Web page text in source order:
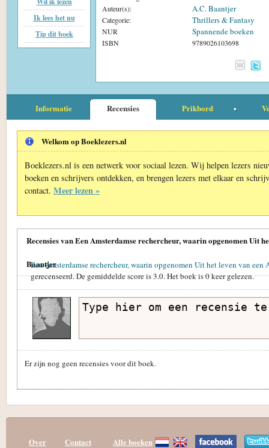
Ik lees het nu
Tip dit boek
Auteur(s): A.C. Baantjer
Categorie: Thrillers & Fantasy
NUR Spannende boeken
ISBN 9789026103698
Informatie Recensies Prikbord
Welkom op Boeklezers.nl
Boeklezers.nl is een netwerk voor sociaal lezen. Wij helpen lezers
boeken en schrijvers ontdekken, en brengen lezers met elkaar en
contact. Meer lezen »
Recensies van Een Amsterdamse rechercheur, waarin opgenomen Uit
Baantjer
Een Amsterdamse rechercheur, waarin opgenomen Uit het leven van een
gerecenseerd. De gemiddelde score is3.0. Het boek is0keer gelezen.
Er zijn nog geen recensies voor dit boek.
Over Contact Alle boeken